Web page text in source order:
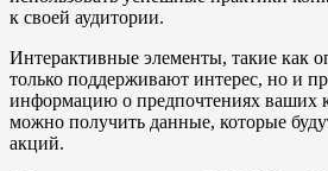
к своей аудитории.
Интерактивные элементы, такие как
только поддерживают интерес, но и
информацию о предпочтениях ваших
можно получить данные, которые
акций.